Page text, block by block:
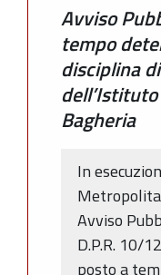
Avviso
tempo
disciplina
Bagheria
In
Avviso
D.P.R. 10/
posto a